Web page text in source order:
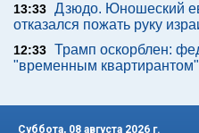
13:33 Дзюдо. Юношеский
отказался пожать руку
12:33 Трамп оскорблен:
"временным
Суббота, 08 августа 2026 г.